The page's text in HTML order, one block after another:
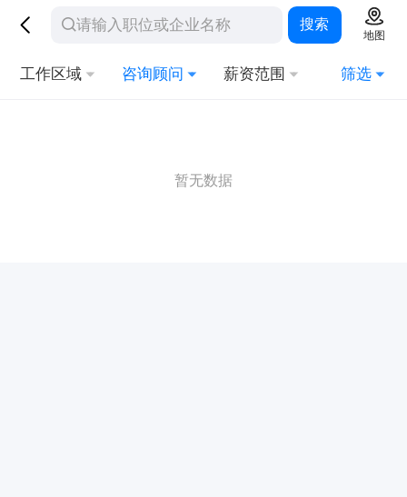
搜索
地图
工作区域 咨询顾问 薪资范围 筛选
暂无数据